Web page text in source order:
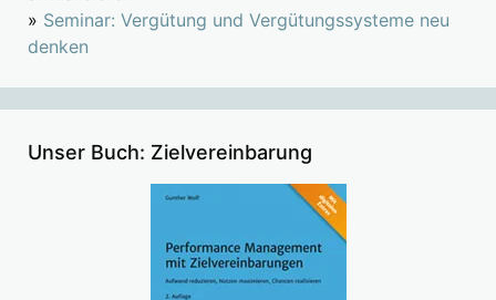
» Seminar: Vergütung und Vergütungssysteme neu
denken
Unser Buch: Zielvereinbarung